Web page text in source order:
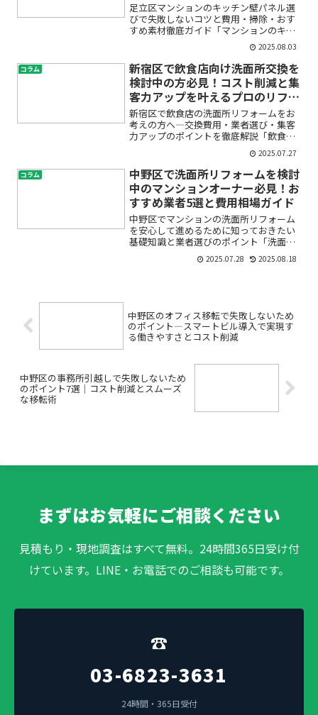
足立区マンションのキッチン壁パネル選
びで失敗しないコツと費用・掃除・おす
すめ素材徹底ガイド「マンションのキッ
チンをもっとおしゃれにしたい」「壁の
汚れや傷が気になってきた」「リフォー
ムしたいけど費用や業者選びが不
安…」。そんな悩みを抱えてこの...
2025.08.03
コラム
新宿区で飲食店向け洗面所交換を
検討中の方必見！コスト削減と集
客力アップを叶えるプロのリフォ
ーム術
新宿区で飲食店の洗面所リフォームをお
考えの方へ―交換費用・業者選び・集客
力アップのポイントを徹底解説「飲食店
の洗面所が古くなってきて清潔感がな
い」「お客様の評価を上げたいけど、リ
フォームの費用や流れがわからず不安」――
そんなお悩みをお持ちで...
2025.07.27
コラム
中野区で洗面所リフォームを検討
中のマンションオーナー必見！お
すすめ業者5選と費用相場ガイド
中野区でマンションの洗面所リフォーム
を安心して進めるために知っておきたい
基礎知識と業者選びのポイント「洗面所
が古くなってきた」「もっと使いやすく
したい」「水漏れやカビも心配…」――こん
2025.07.28 2025.08.18
中野区のオフィス移転で失敗しないため
のポイント―スマートビル導入で実現す
る働きやすさとコスト削減
中野区の事務所引越しで失敗しないため
のポイント7選｜コスト削減とスムーズ
な移転術
まずはお気軽にご相談ください
見積もり・現地調査はすべて無料。24時間365日受け付
けています。LINE・お電話でのご相談も可能です。
☎
03-6823-3631
24時間・365日受付